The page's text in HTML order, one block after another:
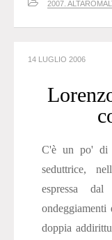
2007.
14 LUGLIO 2006
C'è un po' di
seduttrice,
espressa
doppia